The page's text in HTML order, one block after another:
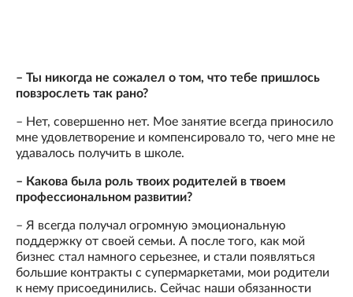
– Ты никогда не сожалел о том, что тебе пришлось
повзрослеть так рано?
– Нет, совершенно нет. Мое занятие всегда приносило
мне удовлетворение и компенсировало то, чего мне не
удавалось получить в школе.
– Какова была роль твоих родителей в твоем
профессиональном развитии?
– Я всегда получал огромную эмоциональную
поддержку от своей семьи. А после того, как мой
бизнес стал намного серьезнее, и стали появляться
большие контракты с супермаркетами, мои родители
к нему присоединились. Сейчас наши обязанности